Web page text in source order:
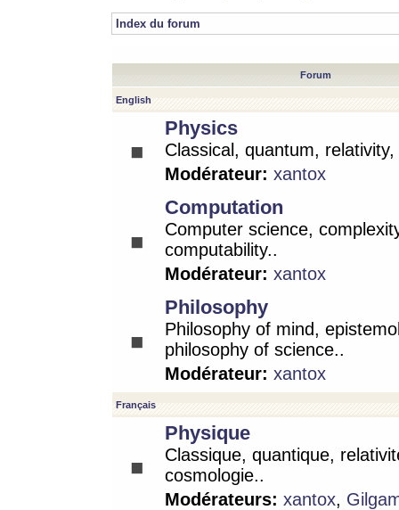
Index du forum
Forum
English
Physics
Classical, quantum,
Modérateur: xantox
Computation
Computer science,
computability..
Modérateur: xantox
Philosophy
Philosophy of mind,
philosophy of science..
Modérateur: xantox
Français
Physique
Classique, quantique,
cosmologie..
Modérateurs: xantox,